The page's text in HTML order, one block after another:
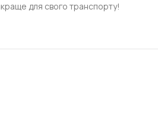
для свого транспорту!